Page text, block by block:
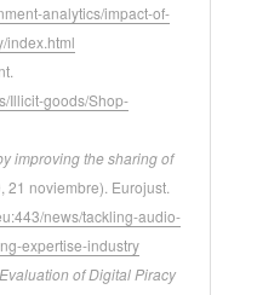
analytics/impact-of-
index.html
Illicit-goods/Shop-
improving the sharing of
21 noviembre). Eurojust.
news/tackling-audio-
expertise-industry
Evaluation of Digital Piracy